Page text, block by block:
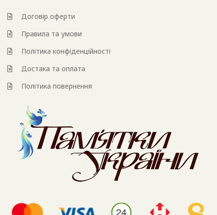
Договір оферти
Правила та умови
Політика конфіденційності
Достака та оплата
Політика повернення